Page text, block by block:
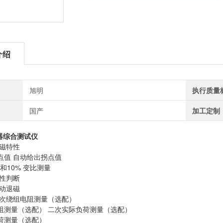
绍
旭明 执行质量
国产 加工定制
综合测试仪
特性
值 自动给出拐点值
10% 变比测量
判断
退磁
绕组电阻测量（选配）
测量（选配） 二次实际负荷测量（选配）
量（选配）